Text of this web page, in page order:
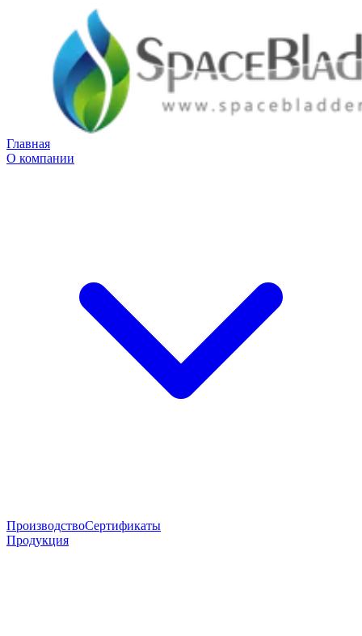
Главная
О компании
ПроизводствоСертификаты
Продукция